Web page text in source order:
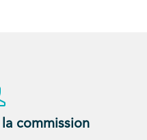
commission